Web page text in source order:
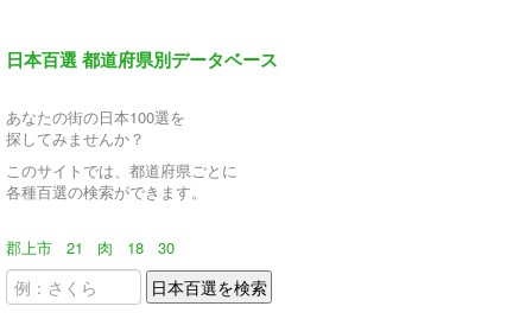
日本百選 都道府県別データベース
あなたの街の日本100選を
探してみませんか？
このサイトでは、都道府県ごとに
各種百選の検索ができます。
郡上市 21 肉 18 30